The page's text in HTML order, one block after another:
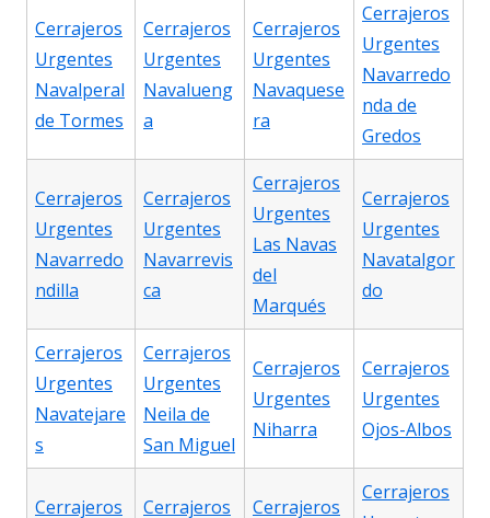
Cerrajeros
Urgentes
Navalperal
de Tormes
Cerrajeros
Urgentes
Navalueng
a
Cerrajeros
Urgentes
Navaquese
ra
Cerrajeros
Urgentes
Navarredo
nda de
Gredos
Cerrajeros
Urgentes
Navarredo
ndilla
Cerrajeros
Urgentes
Navarrevis
ca
Cerrajeros
Urgentes
Las Navas
del
Marqués
Cerrajeros
Urgentes
Navatalgor
do
Cerrajeros
Urgentes
Navatejare
s
Cerrajeros
Urgentes
Neila de
San Miguel
Cerrajeros
Urgentes
Niharra
Cerrajeros
Urgentes
Ojos-Albos
Cerrajeros Cerrajeros Cerrajeros
Cerrajeros